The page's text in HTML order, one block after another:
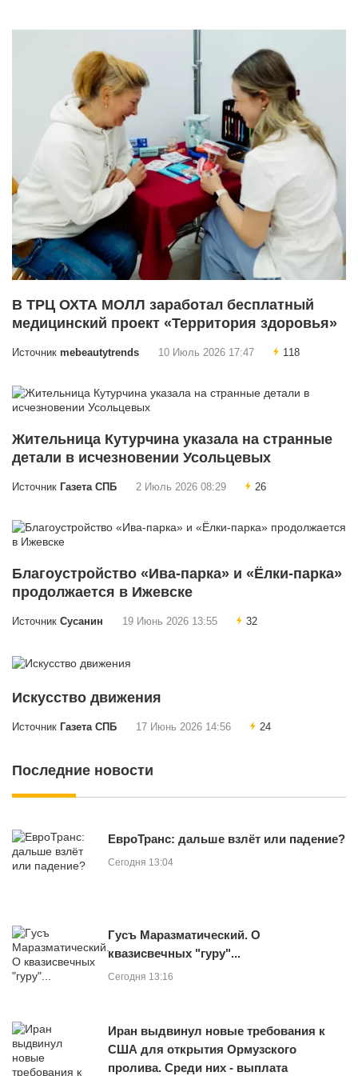
В ТРЦ ОХТА МОЛЛ заработал бесплатный
медицинский проект «Территория здоровья»
Источник mebeautytrends 10 Июль 2026 17:47 118
Жительница Кутурчина указала на странные
детали в исчезновении Усольцевых
Источник Газета СПБ 2 Июль 2026 08:29 26
Благоустройство «Ива-парка» и «Ёлки-парка»
продолжается в Ижевске
Источник Сусанин 19 Июнь 2026 13:55 32
Искусство движения
Источник Газета СПБ 17 Июнь 2026 14:56 24
Последние новости
ЕвроТранс: дальше взлёт или падение?
Сегодня 13:04
Гycъ Маразматический. О
квазисвечных "гуру"...
Сегодня 13:16
Иран выдвинул новые требования к
США для открытия Ормузского
пролива. Cреди них - выплата